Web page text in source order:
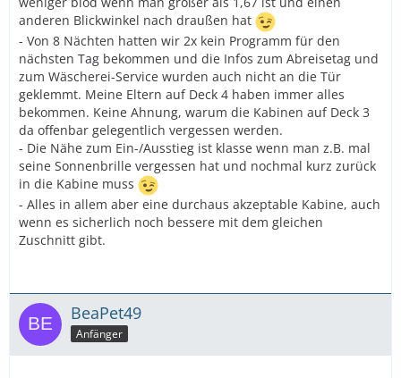
anderen Blickwinkel nach draußen hat
- Von 8 Nächten hatten wir 2x kein Programm für den
nächsten Tag bekommen und die Infos zum Abreisetag und
zum Wäscherei-Service wurden auch nicht an die Tür
geklemmt. Meine Eltern auf Deck 4 haben immer alles
bekommen. Keine Ahnung, warum die Kabinen auf Deck 3
da offenbar gelegentlich vergessen werden.
- Die Nähe zum Ein-/Ausstieg ist klasse wenn man z.B. mal
seine Sonnenbrille vergessen hat und nochmal kurz zurück
in die Kabine muss
- Alles in allem aber eine durchaus akzeptable Kabine, auch
wenn es sicherlich noch bessere mit dem gleichen
Zuschnitt gibt.
BeaPet49
Anfänger